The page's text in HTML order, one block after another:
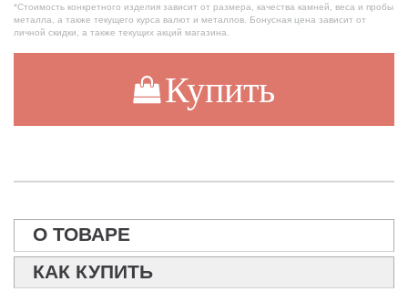
*Стоимость конкретного изделия зависит от размера, качества камней, веса и пробы
металла, а также текущего курса валют и металлов. Бонусная цена зависит от
личной скидки, а также текущих акций магазина.
Купить
О ТОВАРЕ
КАК КУПИТЬ